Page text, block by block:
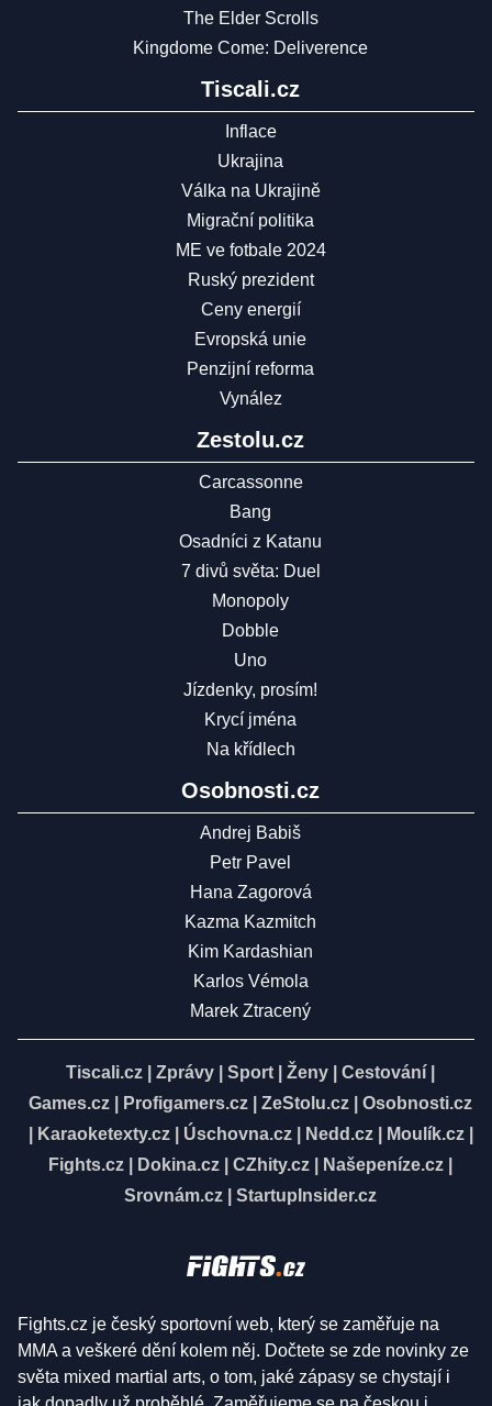
The Elder Scrolls
Kingdome Come: Deliverence
Tiscali.cz
Inflace
Ukrajina
Válka na Ukrajině
Migrační politika
ME ve fotbale 2024
Ruský prezident
Ceny energií
Evropská unie
Penzijní reforma
Vynález
Zestolu.cz
Carcassonne
Bang
Osadníci z Katanu
7 divů světa: Duel
Monopoly
Dobble
Uno
Jízdenky, prosím!
Krycí jména
Na křídlech
Osobnosti.cz
Andrej Babiš
Petr Pavel
Hana Zagorová
Kazma Kazmitch
Kim Kardashian
Karlos Vémola
Marek Ztracený
Tiscali.cz Zprávy Sport Ženy Cestování
Games.cz
Profigamers.cz ZeStolu.cz
Osobnosti.cz
Karaoketexty.cz| Úschovna.cz| Nedd.cz| Moulík.cz|
Fights.cz
Dokina.cz CZhity.cz Našepeníze.cz
Srovnám.cz
StartupInsider.cz
Fights.cz je český sportovní web, který se zaměřuje na
MMA a veškeré dění kolem něj. Dočtete se zde novinky ze
světa mixed martial arts, o tom, jaké zápasy se chystají i